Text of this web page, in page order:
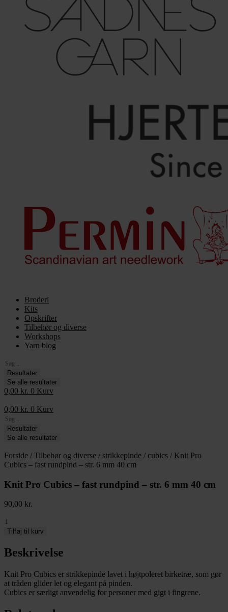
Broderi
Kits
Opskrifter
Tilbehør og diverse
Workshops
Yarn blog
Search
...Resultater
Se alle resultater
0,00 kr. 0 Kurv
0,00 kr. 0 Kurv
Search
...Resultater
Se alle resultater
Forside / Tilbehør og diverse / strikkepinde / cubics / Knit Pro
Cubics – fast rundpind – str. 6 mm 40 cm
Knit Pro Cubics – fast rundpind – str. 6 mm 40 cm
90,00 kr.
Knit
Pro
-
fast
-
str.
6
Tilføj til kurv
Beskrivelse
Knit Pro Cubics er strikkepinde lavet i højtpoleret birketræ, som gør
at tråden glider let og elegant på pinden.
Cubics er særligt anvendelig for personer med gigt i fingrene.